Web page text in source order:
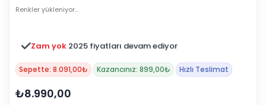
Renkler yükleniyor…
Zam yok 2025 fiyatları devam ediyor
Sepette: 8.091,00₺ Kazancınız: 899,00₺ Hızlı Teslimat
₺8.990,00